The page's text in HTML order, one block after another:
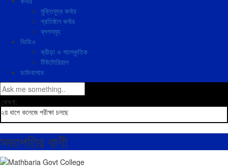
মুক্তিযুদ্ধ কর্নার
প্রতিষ্ঠান কর্নার
ব্লগসমূহ
ভিডিও
ক্রীড়া ও সাংস্কৃতিক
টিউটোরিয়াল
ডাউনলোড
ঘোষণা:
২য় ধাপে কলেজে পরীক্ষা চলছে
সভাপতির বাণী